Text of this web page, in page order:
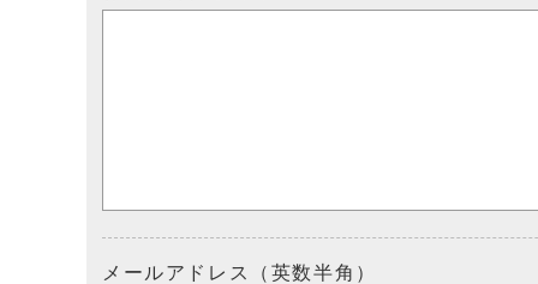
メールアドレス（英数半角）